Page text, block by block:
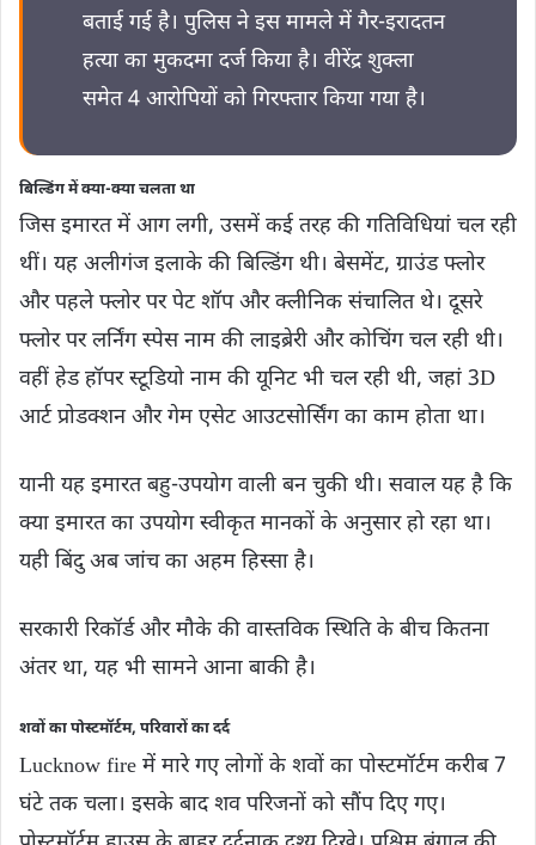
बताई गई है। पुलिस ने इस मामले में गैर-इरादतन
हत्या का मुकदमा दर्ज किया है। वीरेंद्र शुक्ला
समेत 4 आरोपियों को गिरफ्तार किया गया है।
बिल्डिंग में क्या-क्या चलता था
जिस इमारत में आग लगी, उसमें कई तरह की गतिविधियां चल रही
थीं। यह अलीगंज इलाके की बिल्डिंग थी। बेसमेंट, ग्राउंड फ्लोर
और पहले फ्लोर पर पेट शॉप और क्लीनिक संचालित थे। दूसरे
फ्लोर पर लर्निंग स्पेस नाम की लाइब्रेरी और कोचिंग चल रही थी।
वहीं हेड हॉपर स्टूडियो नाम की यूनिट भी चल रही थी, जहां 3D
आर्ट प्रोडक्शन और गेम एसेट आउटसोर्सिंग का काम होता था।
यानी यह इमारत बहु-उपयोग वाली बन चुकी थी। सवाल यह है कि
क्या इमारत का उपयोग स्वीकृत मानकों के अनुसार हो रहा था।
यही बिंदु अब जांच का अहम हिस्सा है।
सरकारी रिकॉर्ड और मौके की वास्तविक स्थिति के बीच कितना
अंतर था, यह भी सामने आना बाकी है।
शवों का पोस्टमॉर्टम, परिवारों का दर्द
Lucknow fire में मारे गए लोगों के शवों का पोस्टमॉर्टम करीब 7
घंटे तक चला। इसके बाद शव परिजनों को सौंप दिए गए।